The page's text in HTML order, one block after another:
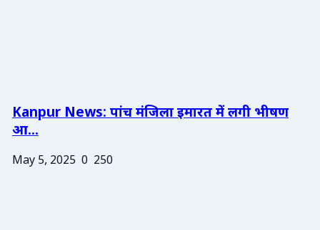
Kanpur News: पांच मंजिला इमारत में लगी भीषण
आ...
May 5, 2025 0 250